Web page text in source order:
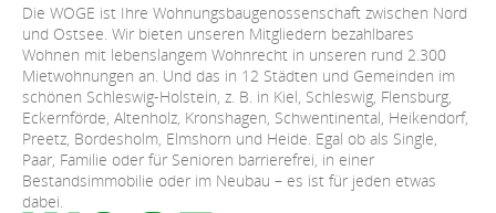
Die WOGE ist Ihre Wohnungsbaugenossenschaft zwischen Nord
und Ostsee. Wir bieten unseren Mitgliedern bezahlbares
Wohnen mit lebenslangem Wohnrecht in unseren rund 2.300
Mietwohnungen an. Und das in 12 Städten und Gemeinden im
schönen Schleswig-Holstein, z. B. in Kiel, Schleswig, Flensburg,
Eckernförde, Altenholz, Kronshagen, Schwentinental, Heikendorf,
Preetz, Bordesholm, Elmshorn und Heide. Egal ob als Single,
Paar, Familie oder für Senioren barrierefrei, in einer
Bestandsimmobilie oder im Neubau – es ist für jeden etwas
dabei.